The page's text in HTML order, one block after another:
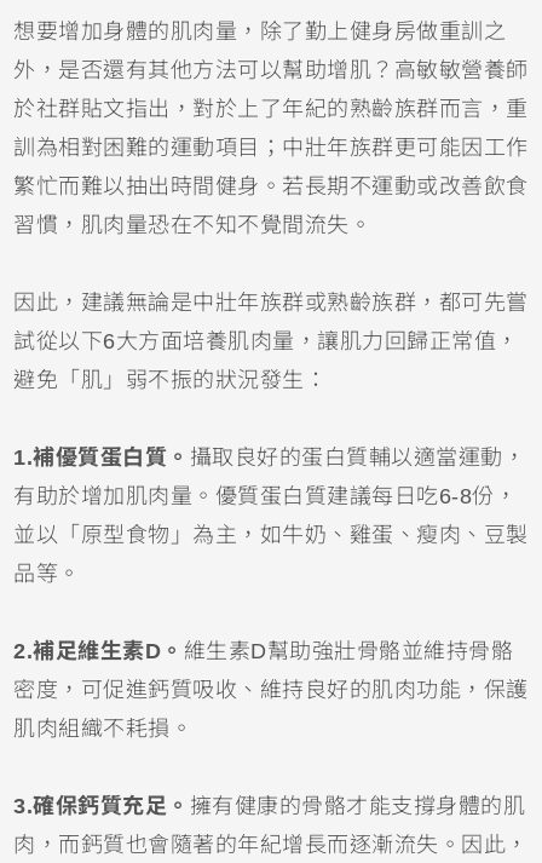
想要增加身體的肌肉量，除了勤上健身房做重訓之
外，是否還有其他方法可以幫助增肌？高敏敏營養師
於社群貼文指出，對於上了年紀的熟齡族群而言，重
訓為相對困難的運動項目；中壯年族群更可能因工作
繁忙而難以抽出時間健身。若長期不運動或改善飲食
習慣，肌肉量恐在不知不覺間流失。
因此，建議無論是中壯年族群或熟齡族群，都可先嘗
試從以下6大方面培養肌肉量，讓肌力回歸正常值，
避免「肌」弱不振的狀況發生：
1.補優質蛋白質。 攝取良好的蛋白質輔以適當運動，
有助於增加肌肉量。優質蛋白質建議每日吃6-8份，
並以「原型食物」為主，如牛奶、雞蛋、瘦肉、豆製
品等。
2.補足維生素D。 維生素D幫助強壯骨骼並維持骨骼
密度，可促進鈣質吸收、維持良好的肌肉功能，保護
肌肉組織不耗損。
3.確保鈣質充足。 擁有健康的骨骼才能支撐身體的肌
肉，而鈣質也會隨著的年紀增長而逐漸流失。因此，